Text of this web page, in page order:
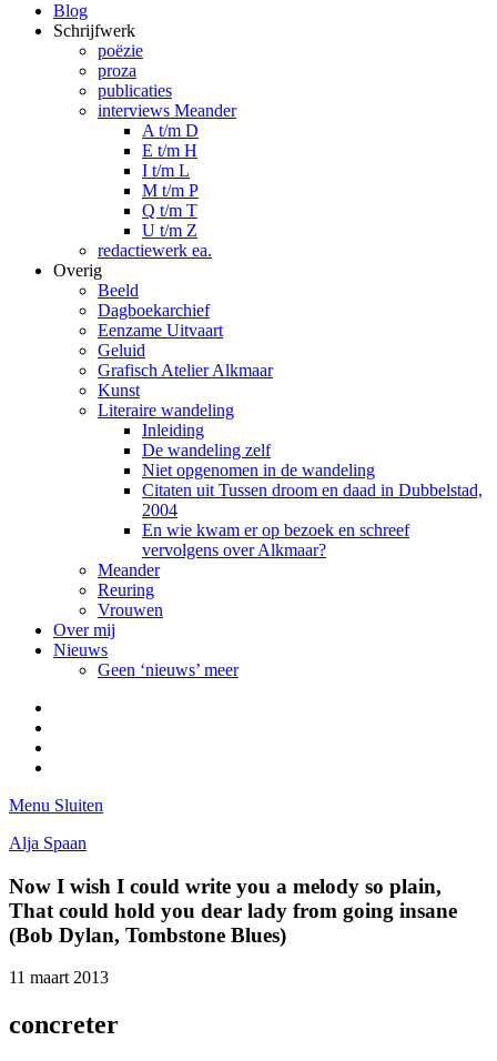
Blog
Schrijfwerk
poëzie
proza
publicaties
interviews Meander
A t/m D
E t/m H
I t/m L
M t/m P
Q t/m T
U t/m Z
redactiewerk ea.
Overig
Beeld
Dagboekarchief
Eenzame Uitvaart
Geluid
Grafisch Atelier Alkmaar
Kunst
Literaire wandeling
Inleiding
De wandeling zelf
Niet opgenomen in de wandeling
Citaten uit Tussen droom en daad in Dubbelstad,
2004
En wie kwam er op bezoek en schreef
vervolgens over Alkmaar?
Meander
Reuring
Vrouwen
Over mij
Nieuws
Geen ‘nieuws’ meer
Menu Sluiten
Alja Spaan
Now I wish I could write you a melody so plain,
That could hold you dear lady from going insane
(Bob Dylan, Tombstone Blues)
11 maart 2013
concreter